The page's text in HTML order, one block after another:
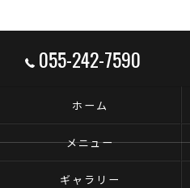
055-242-7590
ホーム
メニュー
ギャラリー